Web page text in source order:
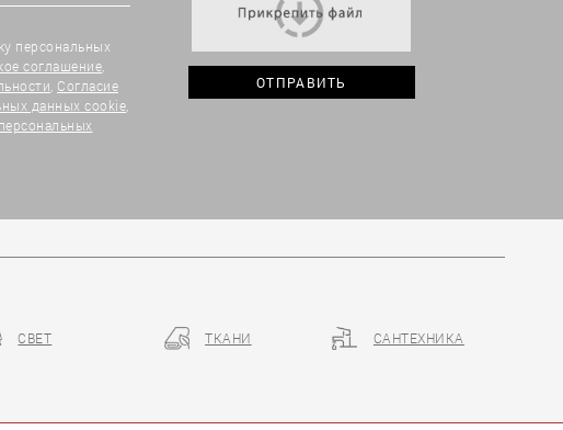
персональных
соглашение
Согласие
данных cookie
СВЕТ ТКАНИ САНТЕХНИКА